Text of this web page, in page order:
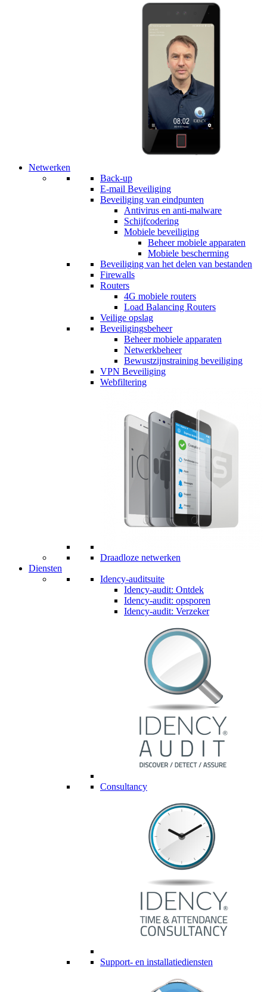
Netwerken
Back-up
E-mail Beveiliging
Beveiliging van eindpunten
Antivirus en anti-malware
Schijfcodering
Mobiele beveiliging
Beheer mobiele apparaten
Mobiele bescherming
Beveiliging van het delen van bestanden
Firewalls
Routers
4G mobiele routers
Load Balancing Routers
Veilige opslag
Beveiligingsbeheer
Beheer mobiele apparaten
Netwerkbeheer
Bewustzijnstraining beveiliging
VPN Beveiliging
Webfiltering
Draadloze netwerken
Diensten
Idency-auditsuite
Idency-audit: Ontdek
Idency-audit: opsporen
Idency-audit: Verzeker
Consultancy
Support- en installatiediensten